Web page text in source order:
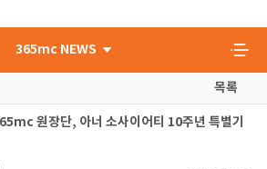
365mc NEWS
목록
원장단, 아너 소사이어티 10주년 특별기